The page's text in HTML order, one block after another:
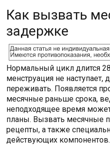
Как вызвать
задержке
Нормальный цикл длится
менструация не наступает,
переживать. Появляется
месячные раньше срока,
неподходящее время
планы. Вызвать месячные
рецепты, а также
действующих компонентов.